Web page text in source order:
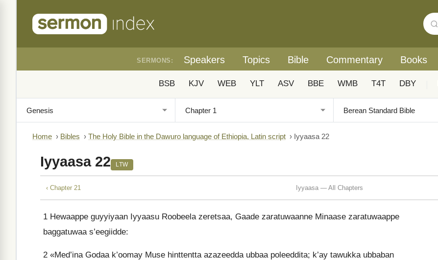
SERMONS: Speakers Topics Bible Commentary Books
BSB KJV WEB YLT ASV BBE WMB T4T DBY
Home › Bibles › The Holy Bible in the Dawuro language of Ethiopia, Latin script › Iyyaasa 22
Iyyaasa 22 LTW
‹ Chapter 21 Iyyaasa — All Chapters
1 Hewaappe guyyiyaan Iyyaasu Roobeela zeretsaa, Gaade zaratuwaanne Minaase zaratuwaappe
baggatuwaa s’eegiidde:
2 «Med’ina Godaa k’oomay Muse hinttentta azazeedda ubbaa poleeddita; k’ay tawukka ubbaban